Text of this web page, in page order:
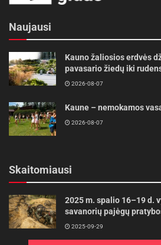
Naujausi
Kauno žaliosios erdvės
pavasario žiedų iki
2026-08-07
Kaune – nemokamos
2026-08-07
Skaitomiausi
2025 m. spalio 16–19 d.
savanorių pajėgų
2025-09-29